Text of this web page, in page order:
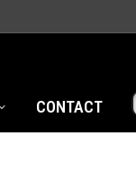
CONTACT